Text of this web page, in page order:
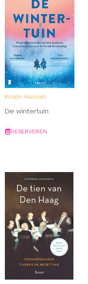
Kristin Hannah
De wintertuin
RESERVEREN